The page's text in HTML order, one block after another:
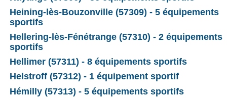
Heining-lès-Bouzonville (57309) - 5 équipements
sportifs
Hellering-lès-Fénétrange (57310) - 2 équipements
sportifs
Hellimer (57311) - 8 équipements sportifs
Helstroff (57312) - 1 équipement sportif
Hémilly (57313) - 5 équipements sportifs